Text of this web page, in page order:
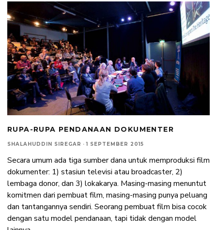
RUPA-RUPA PENDANAAN DOKUMENTER
SHALAHUDDIN SIREGAR · 1 SEPTEMBER 2015
Secara umum ada tiga sumber dana untuk memproduksi film
dokumenter: 1) stasiun televisi atau broadcaster, 2)
lembaga donor, dan 3) lokakarya. Masing-masing menuntut
komitmen dari pembuat film, masing-masing punya peluang
dan tantangannya sendiri. Seorang pembuat film bisa cocok
dengan satu model pendanaan, tapi tidak dengan model